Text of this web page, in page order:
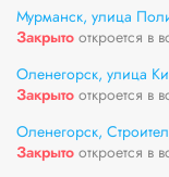
Мурманск, улица
Закрыто откроется в
Оленегорск, улица
Закрыто откроется в
Оленегорск,
Закрыто откроется в